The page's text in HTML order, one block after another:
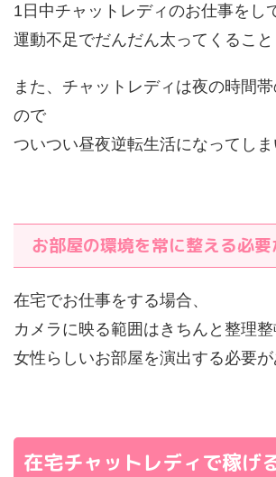
1日中チャットレディのお仕事をし
運動不足でだんだん太ってくるこ
また、チャットレディは夜の時間
ので
ついつい昼夜逆転生活になってしま
お部屋の環境を常に整える必要
在宅でお仕事をする場合、
カメラに映る範囲はきちんと整理整
女性らしいお部屋を演出する必要が
在宅チャットレディで稼げ